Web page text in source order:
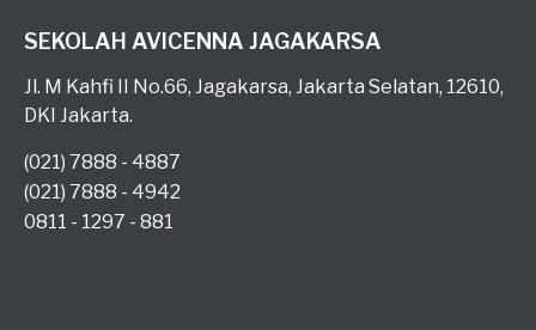
SEKOLAH AVICENNA JAGAKARSA
Jl. M Kahfi II No.66, Jagakarsa, Jakarta Selatan, 12610,
DKI Jakarta.
(021) 7888 - 4887
(021) 7888 - 4942
0811 - 1297 - 881